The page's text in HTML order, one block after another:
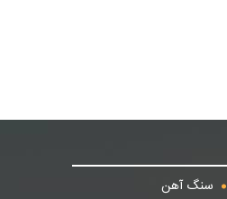
سنگ آهن